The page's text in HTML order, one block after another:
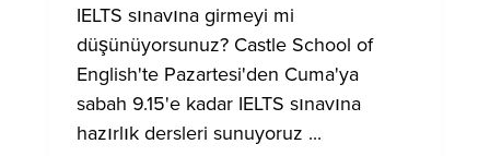
IELTS sınavına girmeyi mi
düşünüyorsunuz? Castle School of
English'te Pazartesi'den Cuma'ya
sabah 9.15'e kadar IELTS sınavına
hazırlık dersleri sunuyoruz ...